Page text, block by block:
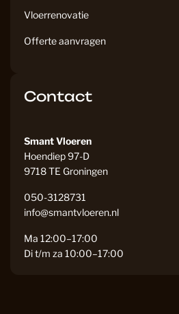
Vloerrenovatie
Offerte aanvragen
Contact
Smant Vloeren
Hoendiep 97-D
9718 TE Groningen
050-3128731
info@smantvloeren.nl
Ma 12:00–17:00
Di t/m za 10:00–17:00